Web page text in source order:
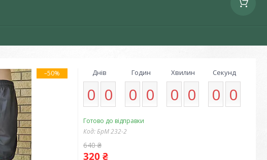
–50% Днів
0 0
Годин
0 0
Хвилин
0 0
Секунд
0 0
Готово до відправки
Код:БрМ 232-2
640 ₴
320 ₴